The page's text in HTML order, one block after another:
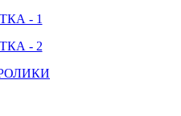
- 1
- 2